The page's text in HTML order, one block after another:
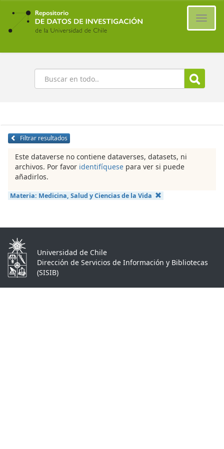
Ir
contenido
principal
Buscar
Filtrar resultados
Este dataverse no contiene dataverses, datasets, ni
archivos. Por favor identifíquese para ver si puede
añadirlos.
Materia: Medicina, Salud y Ciencias de la Vida
Universidad de Chile
Dirección de Servicios de Información y Bibliotecas
(SISIB)